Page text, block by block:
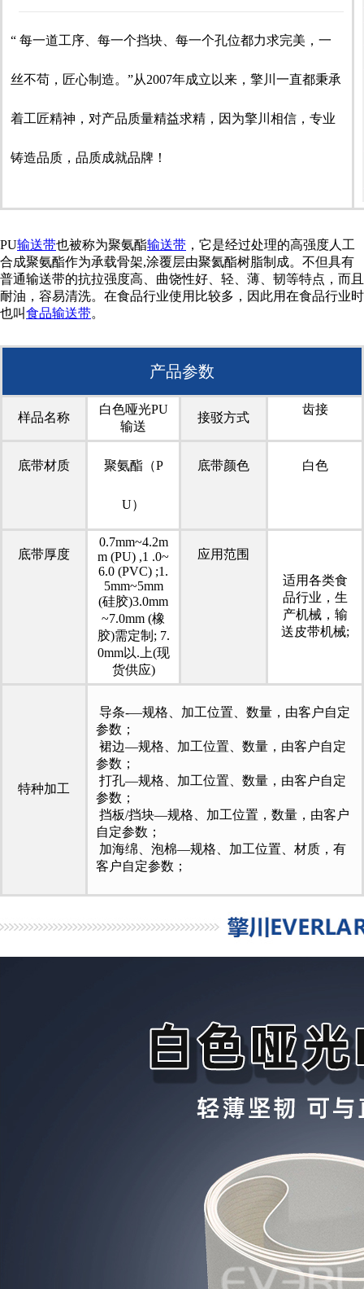
“ 每一道工序、每一个挡块、每一个孔位都力求完美，一
丝不苟，匠心制造。”从2007年成立以来，擎川一直都秉承
着工匠精神，对产品质量精益求精，因为擎川相信，专业
铸造品质，品质成就品牌！
PU输送带也被称为聚氨酯输送带 ，它是经过处理的高强度人工
合成聚氨酯作为承载骨架,涂覆层由聚氦酯树脂制成。不但具有
普通输送带的抗拉强度高、曲饶性好、轻、薄、韧等特点，而且
耐油，容易清洗。在食品行业使用比较多，因此用在食品行业时
也叫食品输送带。
产品参数
样品名称
白色哑光PU
输送
接驳方式
齿接
底带材质 聚氨酯（P
U）
底带颜色 白色
底带厚度
0.7mm~4.2m
m (PU) ,1 .0~
6.0 (PVC) ;1.
5mm~5mm
(硅胶)3.0mm
~7.0mm (橡
胶)需定制; 7.
0mm以.上(现
货供应)
应用范围
适用各类食
品行业，生
产机械，输
送皮带机械;
特种加工
导条-—规格、加工位置、数量，由客户自定
参数；
裙边—规格、加工位置、数量，由客户自定
参数；
打孔—规格、加工位置、数量，由客户自定
参数；
挡板/挡块—规格、加工位置，数量，由客户
自定参数；
加海绵、泡棉—规格、加工位置、材质，有
客户自定参数；